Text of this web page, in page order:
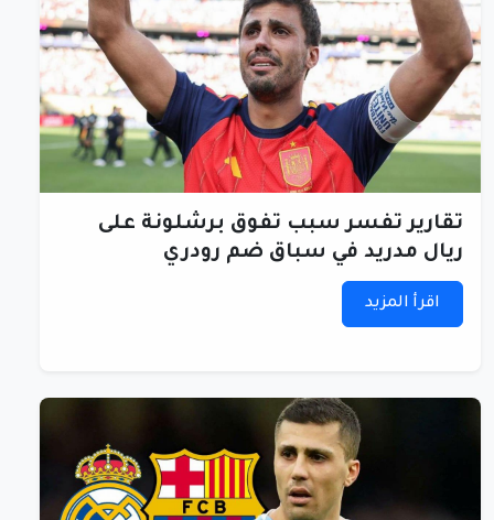
تقارير تفسر سبب تفوق برشلونة على
ريال مدريد في سباق ضم رودري
اقرأ المزيد